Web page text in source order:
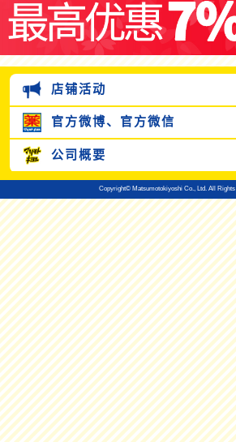
店铺活动
官方微博、 官方微信
公司概要
Copyright© Matsumotokiyoshi Co., Ltd. All Rights